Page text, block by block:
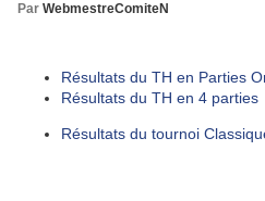
Par WebmestreComiteN
Résultats du TH en Parties
Résultats du TH en 4 parties
Résultats du tournoi